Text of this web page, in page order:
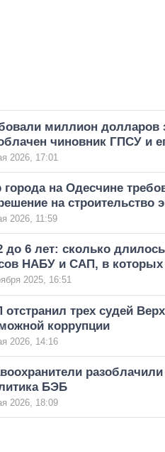
миллион долларов
чиновник ГПСУ и
2026, 17:01
города на Одесчине
на строительство
2026, 11:59
до 6 лет: сколько
НАБУ и САП, в которых
2025, 16:51
отстранил трех судей
коррупции
2026, 14:16
разоблачили
БЭБ
2026, 18:09